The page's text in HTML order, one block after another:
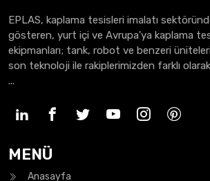
EPLAS, kaplama tesisleri imalatı
gösteren, yurt içi ve Avrupa'ya kaplama
ekipmanları; tank, robot ve benzeri
son teknoloji ile rakiplerimizden farklı
...
MENÜ
Anasayfa